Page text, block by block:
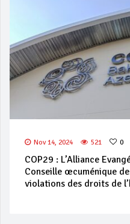
Nov 14, 2024 521 0
COP29 : L’Alliance
Conseille œcuménique
violations des droits de